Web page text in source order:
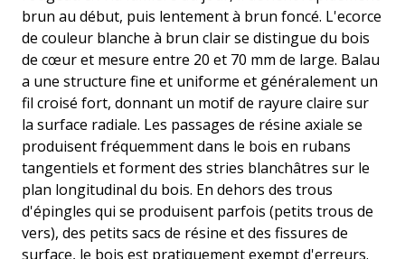
brun au début, puis lentement à brun foncé. L'ecorce
de couleur blanche à brun clair se distingue du bois
de cœur et mesure entre 20 et 70 mm de large. Balau
a une structure fine et uniforme et généralement un
fil croisé fort, donnant un motif de rayure claire sur
la surface radiale. Les passages de résine axiale se
produisent fréquemment dans le bois en rubans
tangentiels et forment des stries blanchâtres sur le
plan longitudinal du bois. En dehors des trous
d'épingles qui se produisent parfois (petits trous de
vers), des petits sacs de résine et des fissures de
surface, le bois est pratiquement exempt d'erreurs.